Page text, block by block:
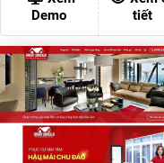
Demo
tiết